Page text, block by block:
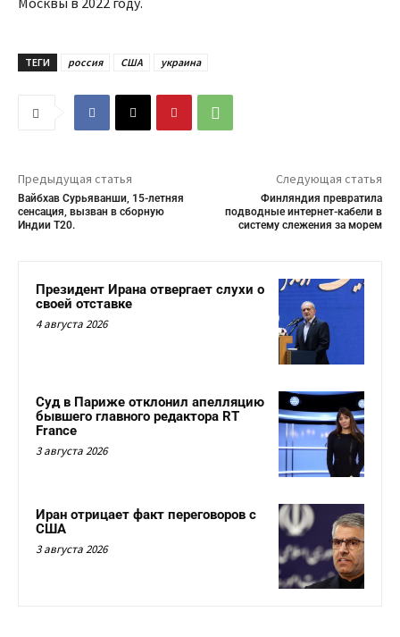
ТЕГИ россия США украина
Предыдущая статья
Вайбхав Сурьяванши, 15-летняя
сенсация, вызван в сборную
Индии Т20.
Следующая статья
Финляндия превратила
подводные интернет-кабели в
систему слежения за морем
Президент Ирана отвергает слухи о
своей отставке
4 августа 2026
Суд в Париже отклонил апелляцию
бывшего главного редактора RT
France
3 августа 2026
Иран отрицает факт переговоров с
США
3 августа 2026